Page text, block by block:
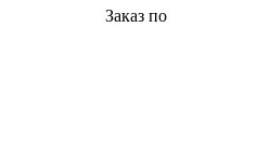
Заказ по